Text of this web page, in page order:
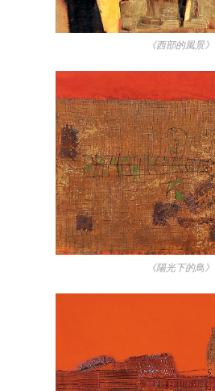
《西部的風景》
《陽光下的鳥》